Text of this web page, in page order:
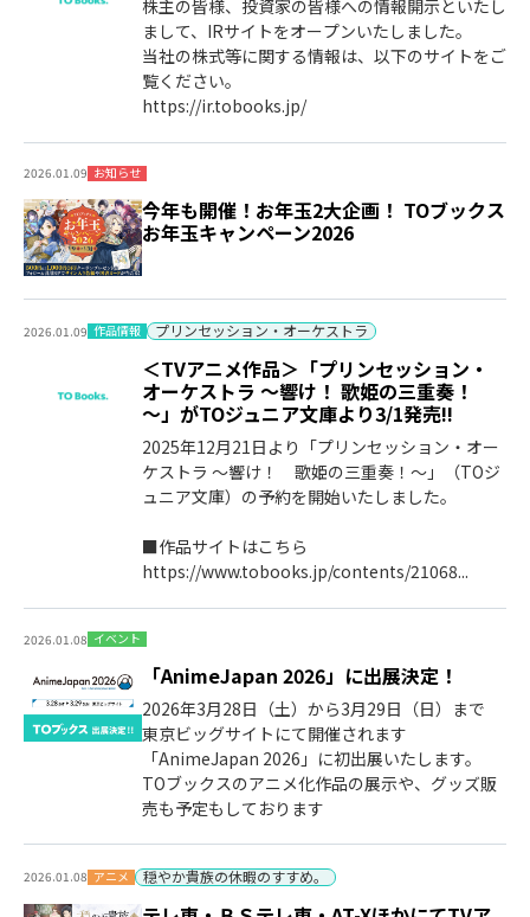
株主の皆様、投資家の皆様への情報開示といたし
まして、IRサイトをオープンいたしました。
当社の株式等に関する情報は、以下のサイトをご
覧ください。
https://ir.tobooks.jp/
2026.01.09 お知らせ
今年も開催！お年玉2大企画！ TOブックス
お年玉キャンペーン2026
2026.01.09 作品情報 プリンセッション・オーケストラ
＜TVアニメ作品＞「プリンセッション・
オーケストラ ～響け！ 歌姫の三重奏！
～」がTOジュニア文庫より3/1発売‼
2025年12月21日より「プリンセッション・オー
ケストラ ～響け！ 歌姫の三重奏！～」（TOジ
ュニア文庫）の予約を開始いたしました。
■作品サイトはこちら
https://www.tobooks.jp/contents/21068...
2026.01.08 イベント
「AnimeJapan 2026」に出展決定！
2026年3月28日（土）から3月29日（日）まで
東京ビッグサイトにて開催されます
「AnimeJapan 2026」に初出展いたします。
TOブックスのアニメ化作品の展示や、グッズ販
売も予定もしております
2026.01.08 アニメ 穏やか貴族の休暇のすすめ。